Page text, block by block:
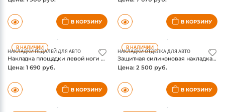
НАКЛАДКИ ПЕДАЛЕЙ ДЛЯ АВТО
Накладка площадки левой ноги VW Teramont, нержавейка
Цена: 1 690 руб.
НАКЛАДКИ ОТДЕЛКА ДЛЯ АВТО
Защитная силиконовая накладка на центральную консоль VW Teramont Pro 2025-, цвет черный
Цена: 2 500 руб.
НАКЛАДКИ И МОЛДИНГИ ДЛЯ АВТО НАКЛАДКИ И МОЛДИНГИ ДЛЯ АВТО